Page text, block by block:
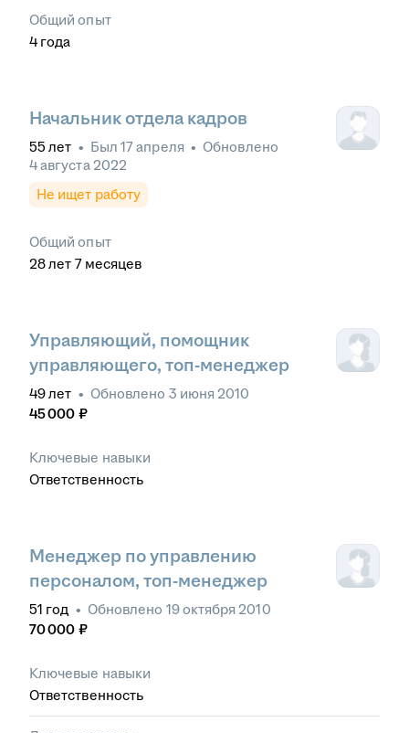
Общий опыт
4 года
Начальник отдела кадров
55 лет • Был 17 апреля • Обновлено
4 августа 2022
Не ищет работу
Общий опыт
28лет 7 месяцев
Управляющий, помощник
управляющего, топ-менеджер
49лет • Обновлено 3 июня 2010
45 000 ₽
Ключевые навыки
Ответственность
Менеджер по управлению
персоналом, топ-менеджер
51 год • Обновлено 19 октября 2010
70 000 ₽
Ключевые навыки
Ответственность